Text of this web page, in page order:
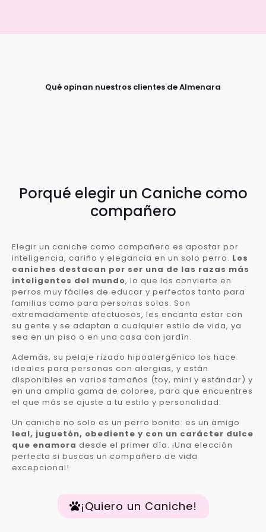
Qué opinan nuestros clientes de Almenara
Porqué elegir un Caniche como
compañero
Elegir un caniche como compañero es apostar por
inteligencia, cariño y elegancia en un solo perro. Los
caniches destacan por ser una de las razas más
inteligentes del mundo, lo que los convierte en
perros muy fáciles de educar y perfectos tanto para
familias como para personas solas. Son
extremadamente afectuosos, les encanta estar con
su gente y se adaptan a cualquier estilo de vida, ya
sea en un piso o en una casa con jardín.
Además, su pelaje rizado hipoalergénico los hace
ideales para personas con alergias, y están
disponibles en varios tamaños (toy, mini y estándar) y
en una amplia gama de colores, para que encuentres
el que más se ajuste a tu estilo y personalidad.
Un caniche no solo es un perro bonito: es un amigo
leal, juguetón, obediente y con un carácter dulce
que enamora desde el primer día. ¡Una elección
perfecta si buscas un compañero de vida
excepcional!
¡Quiero un Caniche!